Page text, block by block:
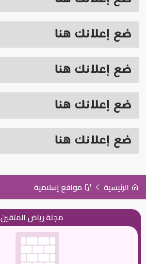
الرئيسية مواقع إسلامية
مجلة رياض المتقين